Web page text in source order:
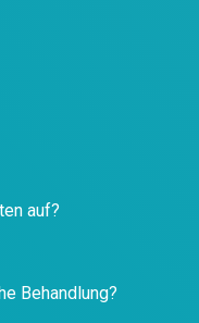
auf?
Behandlung?